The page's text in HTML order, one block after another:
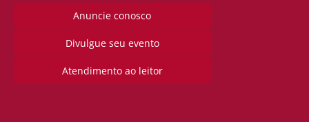
Anuncie conosco
Divulgue seu evento
Atendimento ao leitor